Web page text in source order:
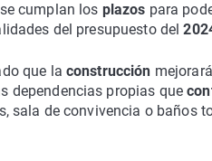
cumplan los plazos para
del presupuesto del
que la construcción
dependencias propias que
sala de convivencia o baños